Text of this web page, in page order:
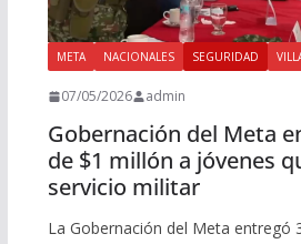
META NACIONALES SEGURIDAD
07/05/2026 admin
Gobernación del Meta
de $1 millón a jóvenes
servicio militar
La Gobernación del Meta entregó